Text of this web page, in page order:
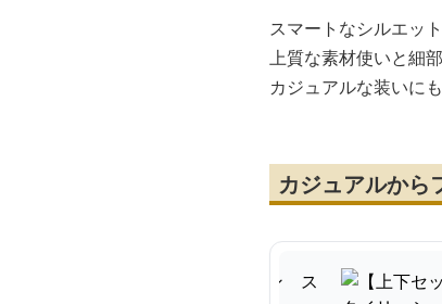
スマートなシルエッ
上質な素材使いと細
カジュアルな装いに
カジュアルから